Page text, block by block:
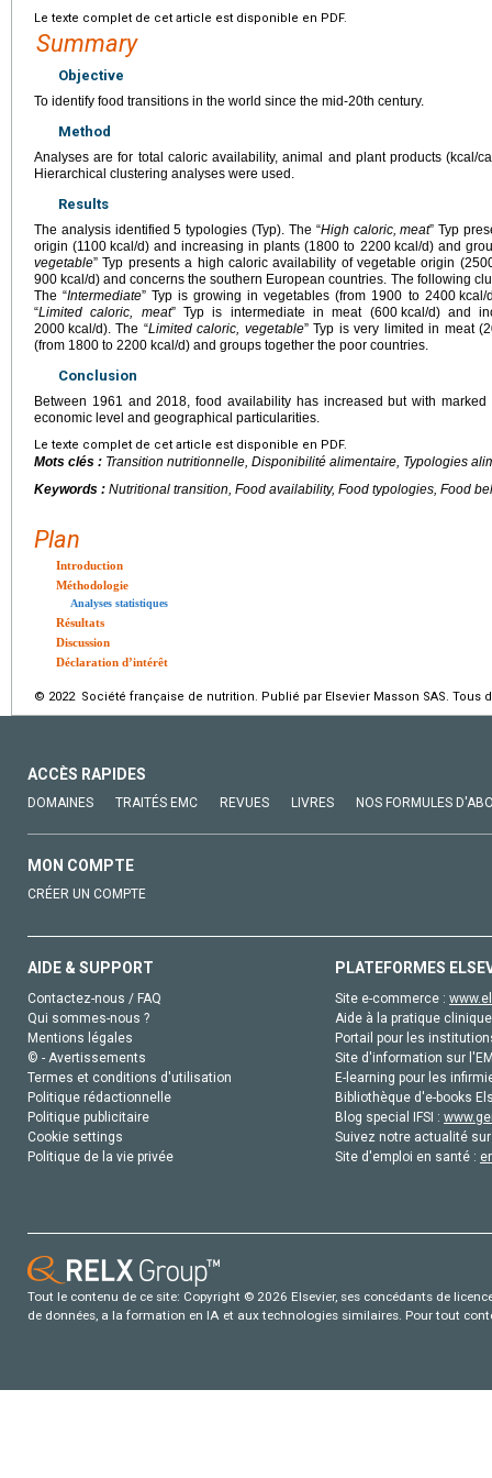
Le texte complet de cet article est disponible en PDF.
Summary
Objective
To identify food transitions in the world since the mid-20th century.
Method
Analyses are for total caloric availability, animal and plant products (kcal/
Hierarchical clustering analyses were used.
Results
The analysis identified 5 typologies (Typ). The “High caloric, meat” Typ
origin (1100 kcal/d) and increasing in plants (1800 to 2200 kcal/d) and
vegetable” Typ presents a high caloric availability of vegetable origin
900 kcal/d) and concerns the southern European countries. The following
The “Intermediate” Typ is growing in vegetables (from 1900 to 2400
“Limited caloric, meat” Typ is intermediate in meat (600 kcal/d) and
2000 kcal/d). The “Limited caloric, vegetable” Typ is very limited in meat
(from 1800 to 2200 kcal/d) and groups together the poor countries.
Conclusion
Between 1961 and 2018, food availability has increased but with
economic level and geographical particularities.
Le texte complet de cet article est disponible en PDF.
Mots clés : Transition nutritionnelle, Disponibilité alimentaire, Typologies
Keywords : Nutritional transition, Food availability, Food typologies, Food
Plan
Introduction
Méthodologie
Analyses statistiques
Résultats
Discussion
Déclaration d’intérêt
© 2022 Société française de nutrition. Publié par Elsevier Masson SAS. Tous
ACCÈS RAPIDES
DOMAINES TRAITÉS EMC REVUES LIVRES NOS FORMULES
MON COMPTE
CRÉER UN COMPTE
AIDE & SUPPORT
Contactez-nous / FAQ
Qui sommes-nous ?
Mentions légales
© - Avertissements
Termes et conditions d'utilisation
Politique rédactionnelle
Politique publicitaire
Cookie settings
Politique de la vie privée
PLATEFORMES
Site e-commerce :
Aide à la pratique
Portail pour les
Site d'information sur
E-learning pour les
Bibliothèque d'e-books
Blog special IFSI :
Suivez notre actualité
Site d'emploi en santé :
Tout le contenu de ce site: Copyright © 2026 Elsevier, ses concédants de
de données, a la formation en IA et aux technologies similaires. Pour tout